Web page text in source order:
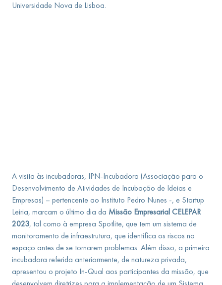
Universidade Nova de Lisboa.
A visita às incubadoras, IPN-Incubadora (Associação para o
Desenvolvimento de Atividades de Incubação de Ideias e
Empresas) – pertencente ao Instituto Pedro Nunes -, e Startup
Leiria, marcam o último dia da Missão Empresarial CELEPAR
2023, tal como à empresa Spotlite, que tem um sistema de
monitoramento de infraestrutura, que identifica os riscos no
espaço antes de se tornarem problemas. Além disso, a primeira
incubadora referida anteriormente, de natureza privada,
apresentou o projeto In-Qual aos participantes da missão, que